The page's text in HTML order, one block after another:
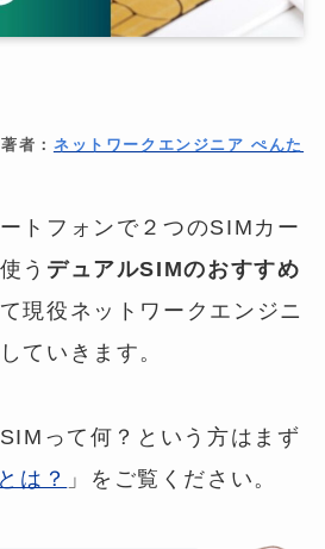
著者： ネットワークエンジニア ぺんた
トフォンで２つのSIMカー
う デュアルSIMのおすすめ
現役ネットワークエンジニ
ていきます。
って何？という方はまず
は？ 」をご覧ください。